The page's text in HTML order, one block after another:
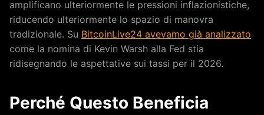
amplificano ulteriormente le pressioni inflazionistiche,
riducendo ulteriormente lo spazio di manovra
tradizionale. Su BitcoinLive24 avevamo già analizzato
come la nomina di Kevin Warsh alla Fed stia
ridisegnando le aspettative sui tassi per il 2026.
Perché Questo Beneficia